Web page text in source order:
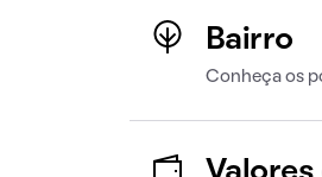
Bairro
Conheça os